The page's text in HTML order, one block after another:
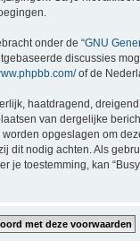
onder de “GNU
discussies
of de
haatdragend,
van dergelijke
opgeslagen om
dit nodig achten. Als
je toestemming, kan